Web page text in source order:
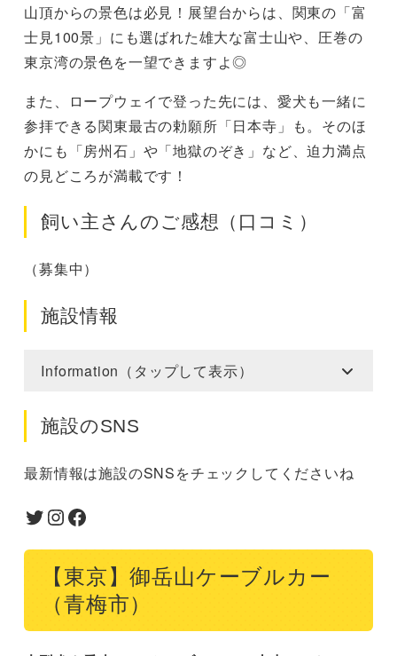
山頂からの景色は必見！展望台からは、関東の「富
士見100景」にも選ばれた雄大な富士山や、圧巻の
東京湾の景色を一望できますよ◎
また、ロープウェイで登った先には、愛犬も一緒に
参拝できる関東最古の勅願所「日本寺」も。そのほ
かにも「房州石」や「地獄のぞき」など、迫力満点
の見どころが満載です！
飼い主さんのご感想（口コミ）
（募集中）
施設情報
Information（タップして表示）
施設のSNS
最新情報は施設のSNSをチェックしてくださいね
Twitter
Instagram
Facebook
【東京】御岳山ケーブルカー
（青梅市）